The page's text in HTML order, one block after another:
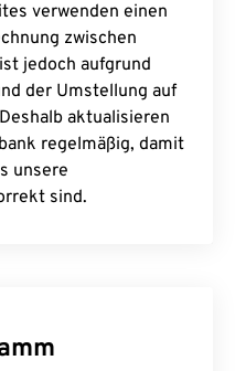
verwenden einen
zwischen
jedoch aufgrund
der Umstellung auf
aktualisieren
regelmäßig, damit
unsere
sind.